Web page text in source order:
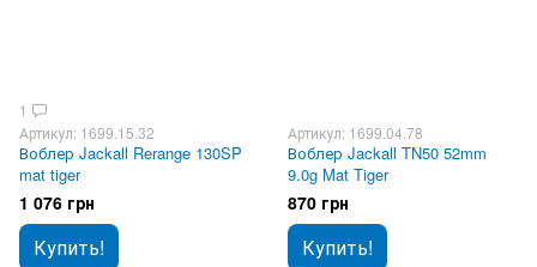
1
Артикул: 1699.15.32
Воблер Jackall Rerange 130SP
mat tiger
1 076 грн
Купить!
Артикул: 1699.04.78
Воблер Jackall TN50 52mm
9.0g Mat Tiger
870 грн
Купить!